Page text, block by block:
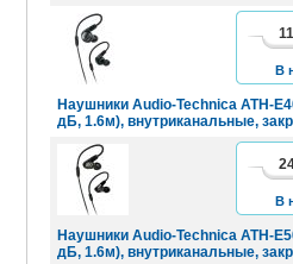
Наушники Audio-Technica ATH-
дБ, 1.6м), внутриканальные,
В
Наушники Audio-Technica ATH-
дБ, 1.6м), внутриканальные,
В